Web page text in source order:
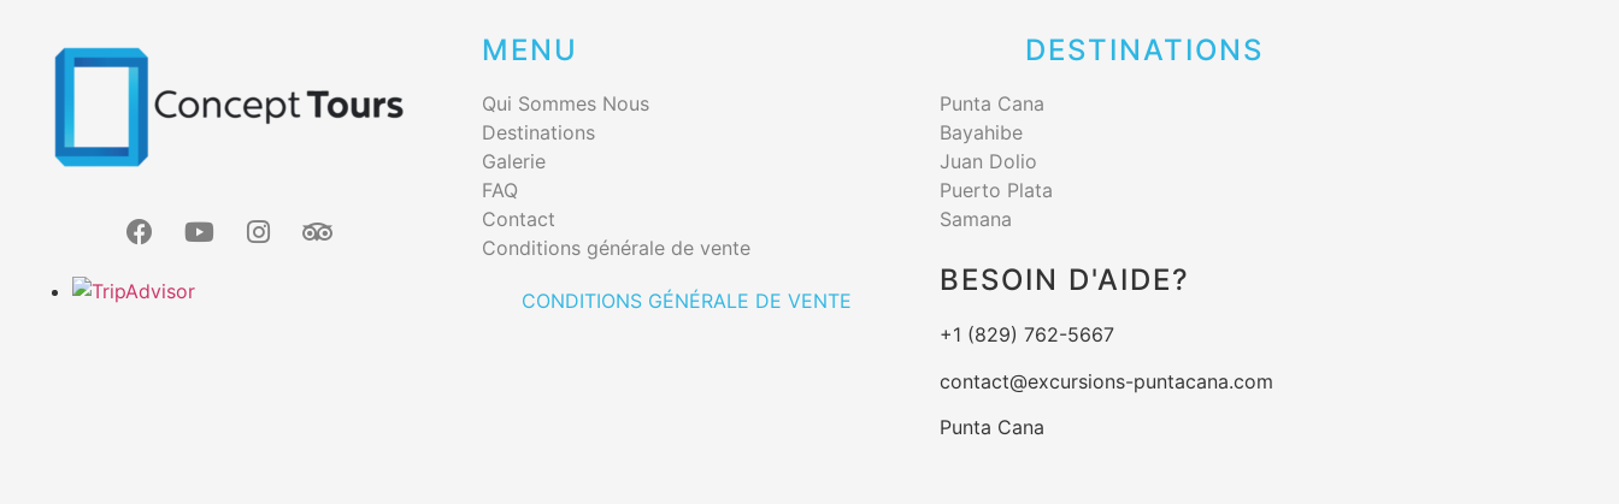
MENU
Qui Sommes Nous
Destinations
Galerie
FAQ
Contact
Conditions générale de vente
CONDITIONS GÉNÉRALE DE VENTE
DESTINATIONS
Punta Cana
Bayahibe
Juan Dolio
Puerto Plata
Samana
BESOIN D'AIDE?
+1 (829) 762-5667
contact@excursions-puntacana.com
Punta Cana